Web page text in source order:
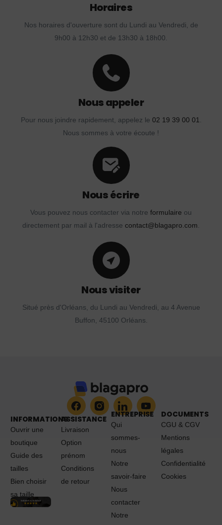
Horaires
Nos horaires d'ouverture sont du Lundi au Vendredi, de
9h00 à 12h30 et de 13h30 à 18h00.
Nous appeler
Pour nous joindre rapidement, appelez le 02 19 39 00 01.
Nous sommes à votre écoute !
Nous écrire
Vous pouvez nous contacter via notre formulaire ou
directement par mail à l'adresse contact@blagapro.com.
Nous visiter
Situé près d'Orléans, du Lundi au Vendredi, au 4 Avenue
Buffon, 45100 Orléans.
INFORMATIONS
Ouvrir une
boutique
Guide des
tailles
Bien choisir
sa taille
ASSISTANCE
Livraison
Option
prénom
Conditions
de retour
ENTREPRISE
Qui
sommes-
nous
Notre
savoir-faire
Nous
contacter
Notre
DOCUMENTS
CGU & CGV
Mentions
légales
Confidentialité
Cookies